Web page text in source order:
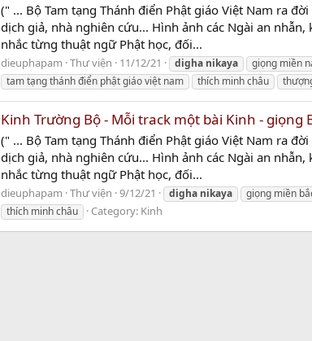
(" ... Bộ Tam tạng Thánh điển Phật giáo Việt Nam ra
dịch giả, nhà nghiên cứu... Hình ảnh các Ngài an
nhắc từng thuật ngữ Phật học, đối...
dieuphapam Thư viện 11/12/21 digha nikaya giọng miền
tam tạng thánh điển phật giáo việt nam
thích minh châu
Kinh Trường Bộ - Mỗi track một bài Kinh - giọng
(" ... Bộ Tam tạng Thánh điển Phật giáo Việt Nam ra
dịch giả, nhà nghiên cứu... Hình ảnh các Ngài an
nhắc từng thuật ngữ Phật học, đối...
dieuphapam Thư viện 9/12/21 digha nikaya giọng miền
thích minh châu
Category: Kinh